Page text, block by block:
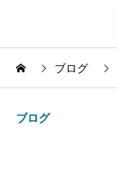
ブログ
ブログ